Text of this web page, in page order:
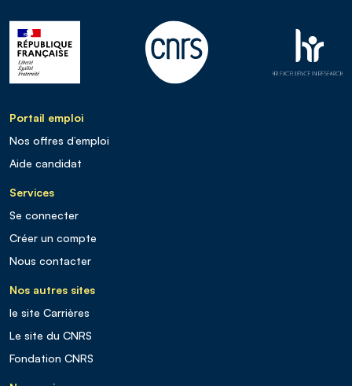
Portail emploi
Nos offres d’emploi
Aide candidat
Services
Se connecter
Créer un compte
Nous contacter
Nos autres sites
le site Carrières
Le site du CNRS
Fondation CNRS